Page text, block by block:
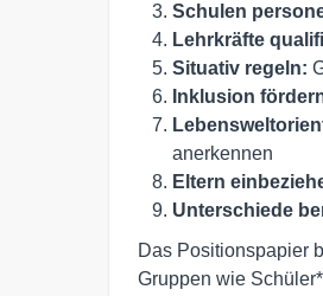
Schulen
Lehrkräfte
Situativ regeln:
Inklusion
anerkennen
Eltern
Unterschiede
Das Positionspapier
Gruppen wie